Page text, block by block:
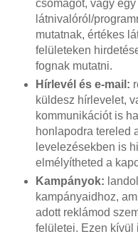
csomagot, vagy
látnivalóról/
mutatnak, értékes
felületeken
fognak mutatni.
Hírlevél és e-mail:
küldesz hírlevelet,
kommunikációt is
honlapodra tereled
levelezésekben is
elmélyítheted a
Kampányok:
kampányaidhoz,
adott reklámod
felületei. Ezen kívül